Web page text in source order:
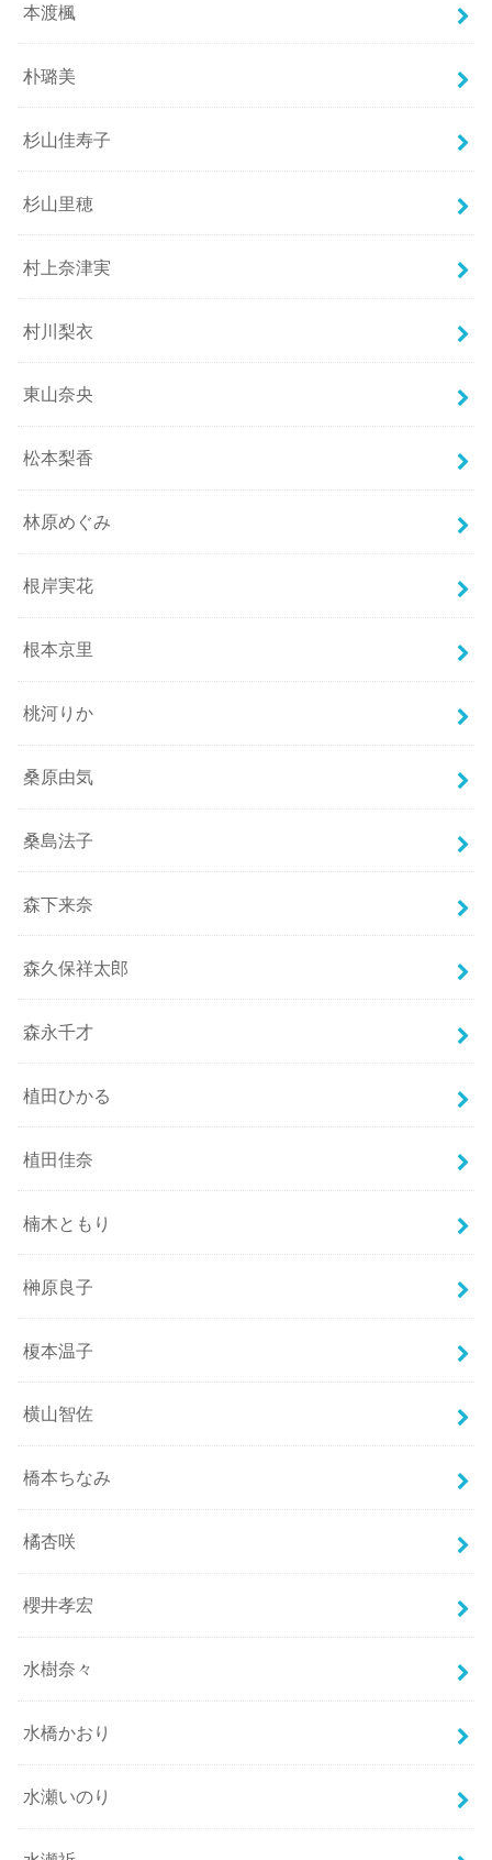
本渡楓
朴璐美
杉山佳寿子
杉山里穂
村上奈津実
村川梨衣
東山奈央
松本梨香
林原めぐみ
根岸実花
根本京里
桃河りか
桑原由気
桑島法子
森下来奈
森久保祥太郎
森永千才
植田ひかる
植田佳奈
楠木ともり
榊原良子
榎本温子
横山智佐
橋本ちなみ
橘杏咲
櫻井孝宏
水樹奈々
水橋かおり
水瀬いのり